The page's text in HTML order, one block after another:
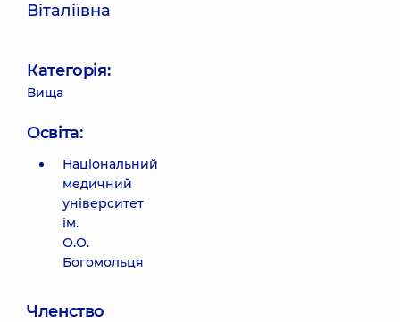
Віталіївна
Категорія:
Вища
Освіта:
Національний
медичний
університет
ім.
О.О.
Богомольця
Членство